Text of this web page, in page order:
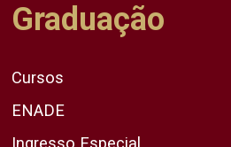
Graduação
Cursos
ENADE